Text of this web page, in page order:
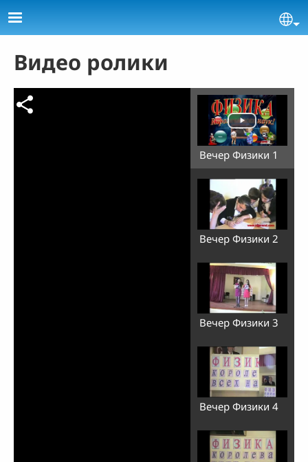
Skip to main content
Видео ролики
Вечер Физики 1
Вечер Физики 2
Вечер Физики 3
Вечер Физики 4